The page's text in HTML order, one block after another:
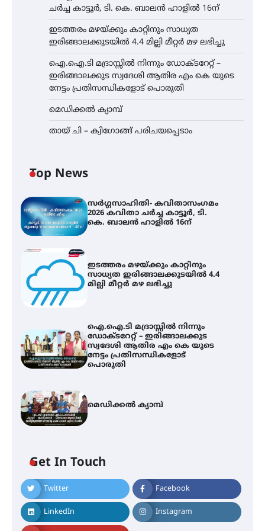
ചർച്ച കാട്ടൂർ, ടി. കെ. ബാലൻ ഹാളിൽ 16ന്
ഇടത്തരം മഴയ്ക്കും കാറ്റിനും സാധ്യത
ഇരിങ്ങാലക്കുടയിൽ 4.4 മില്ലി മീറ്റർ മഴ ലഭിച്ചു
ഐ.ഐ.ടി മദ്രാസ്സിൽ നിന്നും ഡോക്ടറേറ്റ് –
ഇരിങ്ങാലക്കുട സ്വദേശി ആതിര എം കെ യുടെ
നേട്ടം പ്രതിസന്ധികളോട് പൊരുതി
മെഡിക്കൽ ക്യാമ്പ്
തായ് ചി – ക്വിഗോങ്ങ് പരിചയപ്പെടാം
Top News
സർഗ്ഗസാഹിതി- കവിതാസംഗമം
2026 കവിതാ ചർച്ച കാട്ടൂർ, ടി.
കെ. ബാലൻ ഹാളിൽ 16ന്
ഇടത്തരം മഴയ്ക്കും കാറ്റിനും
സാധ്യത ഇരിങ്ങാലക്കുടയിൽ 4.4
മില്ലി മീറ്റർ മഴ ലഭിച്ചു
ഐ.ഐ.ടി മദ്രാസ്സിൽ നിന്നും
ഡോക്ടറേറ്റ് – ഇരിങ്ങാലക്കുട
സ്വദേശി ആതിര എം കെ യുടെ
നേട്ടം പ്രതിസന്ധികളോട്
പൊരുതി
മെഡിക്കൽ ക്യാമ്പ്
Get In Touch
Twitter Facebook
LinkedIn Instagram
ഐ.ഐ.ടി മദ്രാസ്സിൽ നിന്നും
ഡോക്ടറേറ്റ് – ഇരിങ്ങാലക്കുട
സ്വദേശി ആതിര എം കെ യുടെ
നേട്ടം പ്രതിസന്ധികളോട് പൊരുതി